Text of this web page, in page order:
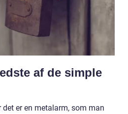
af de simple
det er en metalarm, som man